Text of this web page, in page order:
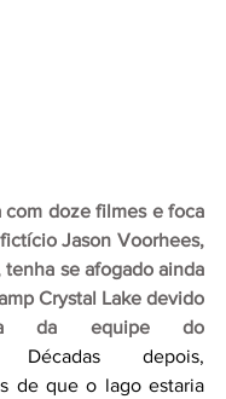
com doze filmes e foca
Jason Voorhees,
tenha se afogado ainda
Crystal Lake devido
da equipe do
Décadas depois,
de que o lago estaria